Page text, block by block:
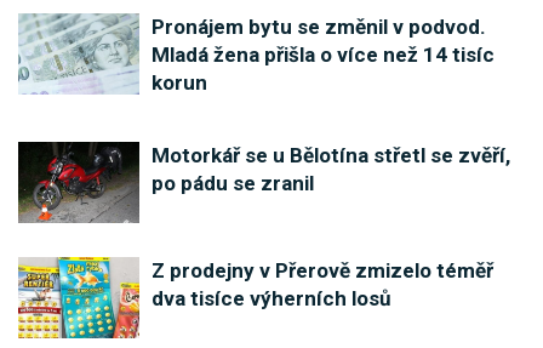
Pronájem bytu se změnil v podvod.
Mladá žena přišla o více než 14 tisíc
korun
Motorkář se u Bělotína střetl se zvěří,
po pádu se zranil
Z prodejny v Přerově zmizelo téměř
dva tisíce výherních losů